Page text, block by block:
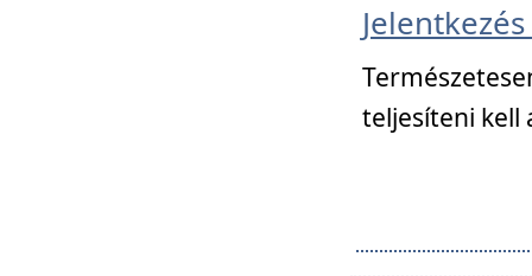
Jelentkezés
teljesíteni kell